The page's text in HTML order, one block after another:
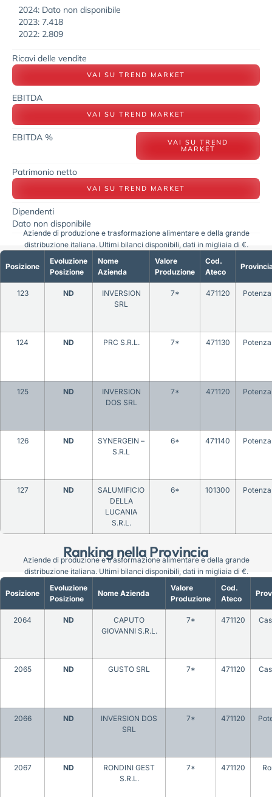
2024: Dato non disponibile
2023: 7.418
2022: 2.809
Ricavi delle vendite
VAI SU TREND MARKET
EBITDA
VAI SU TREND MARKET
EBITDA % VAI SU TREND
MARKET
Patrimonio netto
VAI SU TREND MARKET
Dipendenti
Dato non disponibile
Ranking nella Provincia
Posizione
Evoluzione
Posizione
Nome
Azienda
Valore
Produzione
Cod.
Ateco
123 ND
INVERSION
SRL
7* 471120 Potenza
124 ND PRC S.R.L. 7* 471130 Potenza
125 ND
INVERSION
DOS SRL
7* 471120 Potenza
126 ND
SYNERGEIN –
S.R.L
6* 471140 Potenza
127 ND
SALUMIFICIO
DELLA
LUCANIA
S.R.L.
6* 101300 Potenza
Aziende di produzione e trasformazione alimentare e della grande
distribuzione italiana. Ultimi bilanci disponibili, dati in migliaia di €.
Posizione
Evoluzione
Posizione
Nome Azienda
Valore
Produzione
Cod.
Ateco
2064 ND
CAPUTO
GIOVANNI S.R.L.
7* 471120
2065 ND GUSTO SRL 7* 471120
2066 ND
INVERSION DOS
SRL
7* 471120
2067 ND
RONDINI GEST
S.R.L.
7* 471120
Aziende di produzione e trasformazione alimentare e della grande
distribuzione italiana. Ultimi bilanci disponibili, dati in migliaia di €.